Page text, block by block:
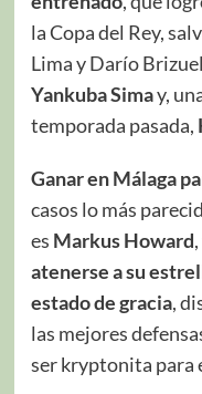
la Copa del Rey,
Lima y Darío
Yankuba Simay,
temporada pasada,
Ganar en Málaga
casos lo más
es Markus Howard
atenerse a su
estado de gracia,
las mejores
ser kryptonita para